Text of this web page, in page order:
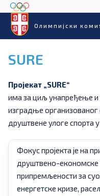
Олимпијски
SURE
Пројекат „SURE“
има за циљ унапређење
изградње организованог
друштвене улоге спорта у
Фокус пројекта је на
друштвено-
припремљености за
енергетске кризе,